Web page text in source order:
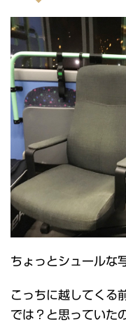
ちょっとシュールな
こっちに越してくる
では？と思っていた